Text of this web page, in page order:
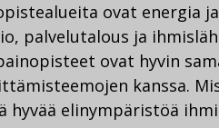
ovat energia
palvelutalous ja
ovat hyvin
kanssa.
hyvää elinympäristöä